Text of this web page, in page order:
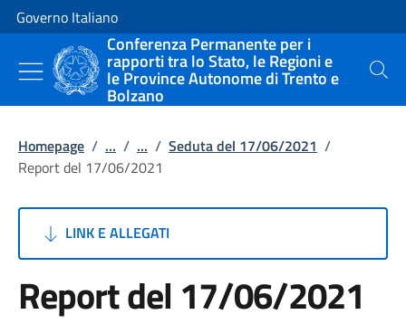
Vai al contenuto
Vai alla navigazione del sito
Governo Italiano
Conferenza Permanente per i
rapporti tra lo Stato, le Regioni e
le Province Autonome di Trento e
Bolzano
Cerca
Homepage / ... / ... / Seduta del 17/06/2021 /
Report del 17/06/2021
LINK E ALLEGATI
Report del 17/06/2021